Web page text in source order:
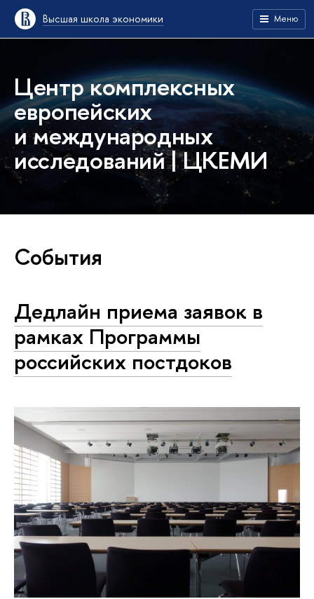
Высшая школа экономики Меню
Центр комплексных
европейских
и международных
исследований | ЦКЕМИ
События
Дедлайн приема заявок в
рамках Программы
российских постдоков